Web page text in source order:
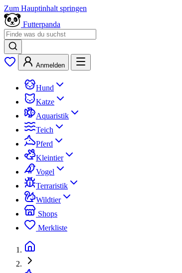
Zum Hauptinhalt springen
Futterpanda
Anmelden
Hund
Katze
Aquaristik
Teich
Pferd
Kleintier
Vogel
Terraristik
Wildtier
Shops
Merkliste